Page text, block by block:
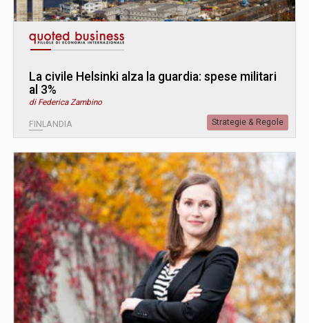
La civile Helsinki alza la guardia: spese militari
al 3%
di Federica Zambino
FINLANDIA Strategie & Regole